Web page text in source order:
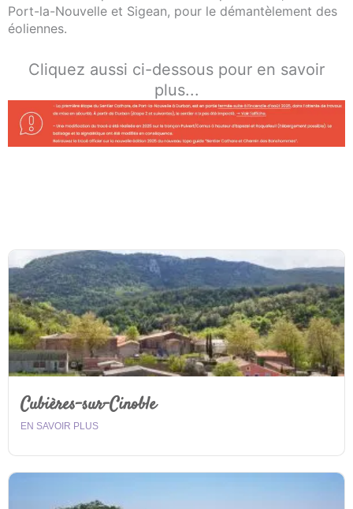
Port-la-Nouvelle et Sigean, pour le démantèlement des
éoliennes.
Cliquez aussi ci-dessous pour en savoir
plus...
Cubières-sur-Cinoble
EN SAVOIR PLUS